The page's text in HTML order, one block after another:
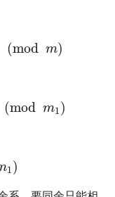
(mod m)
(mod m1)
1)